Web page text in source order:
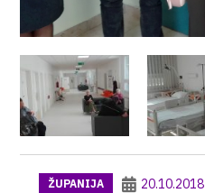
ŽUPANIJA 20.10.2018